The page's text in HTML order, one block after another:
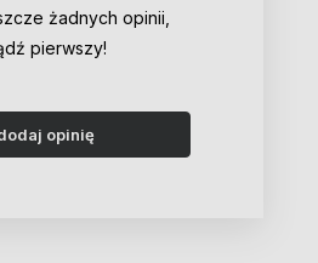
żadnych opinii,
pierwszy!
opinię